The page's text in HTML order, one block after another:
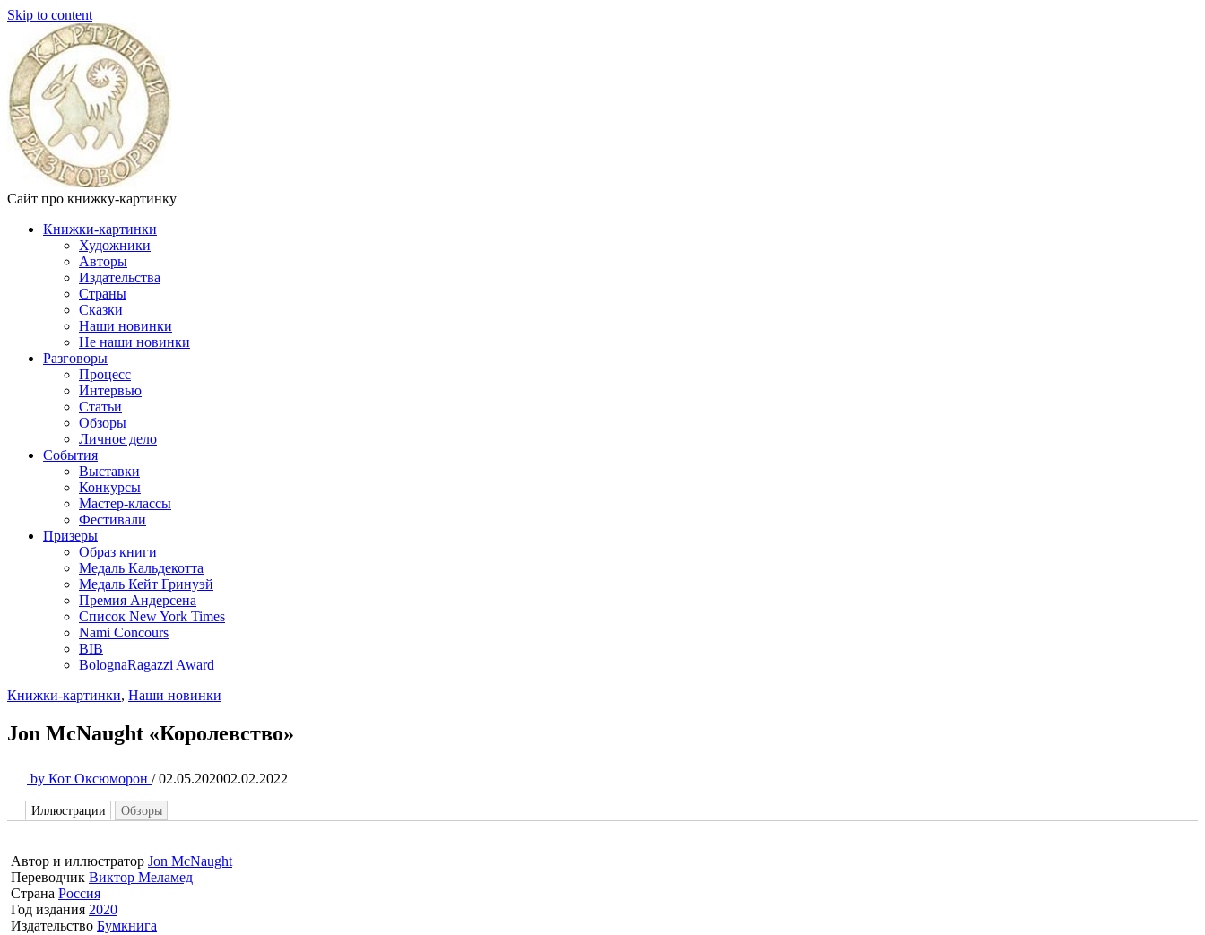
Skip to content
Сайт про книжку-картинку
Книжки-картинки
Художники
Авторы
Издательства
Страны
Сказки
Наши новинки
Не наши новинки
Разговоры
Процесс
Интервью
Статьи
Обзоры
Личное дело
События
Выставки
Конкурсы
Мастер-классы
Фестивали
Призеры
Образ книги
Медаль Кальдекотта
Медаль Кейт Гринуэй
Премия Андерсена
Список New York Times
Nami Concours
BIB
BolognaRagazzi Award
Книжки-картинки, Наши новинки
Jon McNaught «Королевство»
by Кот Оксюморон / 02.05.202002.02.2022
Иллюстрации Обзоры
Автор и иллюстратор Jon McNaught
Переводчик Виктор Меламед
Страна Россия
Год издания 2020
Издательство Бумкнига